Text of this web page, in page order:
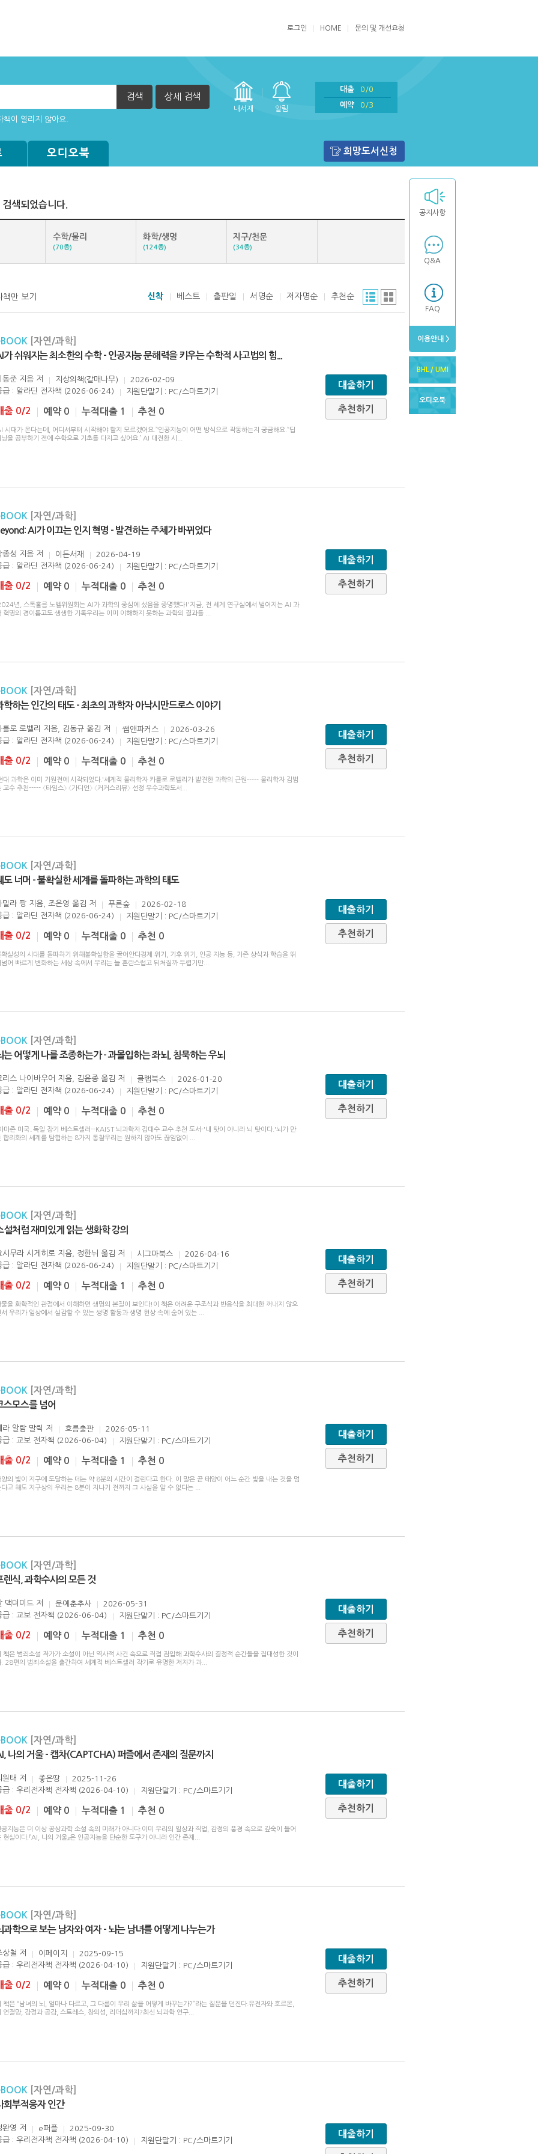
로그인 HOME 문의 및 개선요청
검색 상세 검색
내서재 알림
대출
0/0
예약
0/3
불가능한 경우
오디오북 희망도서신청
공지사항
Q&A
FAQ
이용안내 >
BHL / UMI
오디오북
검색되었습니다.
수학/물리
(70종)
화학/생명
(124종)
지구/천문
(34종)
만 보기 신착 베스트 출판일 서명순 저자명순 추천순
[자연/과학]
가 쉬워지는 최소한의 수학 - 인공지능 문해력을 키우는 수학적 사고법의 힘
동준 지음 저 지상의책(갈매나무)
2026-02-09
급 : 알라딘 전자책 (2026-06-24)
지원단말기 : PC/스마트기기
출 0/2 예약 0 누적대출 1 추천 0
시대가 온다는데, 어디서부터 시작해야 할지 모르겠어요.’‘인공지능이 어떤 방식으로 작동하는지 궁금해요.’‘딥
닝을 공부하기 전에 수학으로 기초를 다지고 싶어요.’ AI 대전환 시
대출하기
추천하기
[자연/과학]
AI가 이끄는 인지 혁명 - 발견하는 주체가 바뀌었다
종성 지음 저 이든서재
2026-04-19
급 : 알라딘 전자책 (2026-06-24)
지원단말기 : PC/스마트기기
출 0/2 예약 0 누적대출 0 추천 0
년, 스톡홀름 노벨위원회는 AI가 과학의 중심에 섰음을 증명했다!'지금, 전 세계 연구실에서 벌어지는 AI 과
혁명의 경이롭고도 생생한 기록우리는 이미 이해하지 못하는 과학의 결과를
대출하기
추천하기
[자연/과학]
학하는 인간의 태도 - 최초의 과학자 아낙시만드로스 이야기
를로 로벨리 지음, 김동규 옮김 저 쌤앤파커스
2026-03-26
급 : 알라딘 전자책 (2026-06-24)
지원단말기 : PC/스마트기기
출 0/2 예약 0 누적대출 0 추천 0
대 과학은 이미 기원전에 시작되었다.'세계적 물리학자 카를로 로벨리가 발견한 과학의 근원----- 물리학자 김범
교수 추천----- 〈타임스〉 〈가디언〉 〈커커스리뷰〉 선정 우수과학도서
대출하기
추천하기
[자연/과학]
도 너머 - 불확실한 세계를 돌파하는 과학의 태도
밀라 팡 지음, 조은영 옮김 저 푸른숲
2026-02-18
급 : 알라딘 전자책 (2026-06-24)
지원단말기 : PC/스마트기기
출 0/2 예약 0 누적대출 0 추천 0
확실성의 시대를 돌파하기 위해불확실함을 끌어안다경제 위기, 기후 위기, 인공 지능 등, 기존 상식과 학습을 뛰
넘어 빠르게 변화하는 세상 속에서 우리는 늘 혼란스럽고 뒤처질까 두렵기만...
대출하기
추천하기
[자연/과학]
는 어떻게 나를 조종하는가 - 과몰입하는 좌뇌, 침묵하는 우뇌
리스 나이바우어 지음, 김윤종 옮김 저 클랩북스
2026-01-20
급 : 알라딘 전자책 (2026-06-24)
지원단말기 : PC/스마트기기
출 0/2 예약 0 누적대출 0 추천 0
마존 미국․독일 장기 베스트셀러--KAIST 뇌과학자 김대수 교수 추천 도서-'내 탓이 아니라 뇌 탓이다.'뇌가 만
합리화의 세계를 탐험하는 8가지 통찰우리는 원하지 않아도 끊임없이
대출하기
추천하기
[자연/과학]
설처럼 재미있게 읽는 생화학 강의
시무라 시게히로 지음, 정한뉘 옮김 저 시그마북스
2026-04-16
급 : 알라딘 전자책 (2026-06-24)
지원단말기 : PC/스마트기기
출 0/2 예약 0 누적대출 1 추천 0
물을 화학적인 관점에서 이해하면 생명의 본질이 보인다!이 책은 어려운 구조식과 반응식을 최대한 꺼내지 않으
서 우리가 일상에서 실감할 수 있는 생명 활동과 생명 현상 속에 숨어 있는
대출하기
추천하기
[자연/과학]
스모스를 넘어
라 알람 말릭 저 흐름출판
2026-05-11
급 : 교보 전자책 (2026-06-04)
지원단말기 : PC/스마트기기
출 0/2 예약 0 누적대출 1 추천 0
양의 빛이 지구에 도달하는 데는 약 8분의 시간이 걸린다고 한다. 이 말은 곧 태양이 어느 순간 빛을 내는 것을 멈
다고 해도 지구상의 우리는 8분이 지나기 전까지 그 사실을 알 수 없다는
대출하기
추천하기
[자연/과학]
렌식, 과학수사의 모든 것
맥더미드 저 문예춘추사
2026-05-31
급 : 교보 전자책 (2026-06-04)
지원단말기 : PC/스마트기기
출 0/2 예약 0 누적대출 1 추천 0
책은 범죄소설 작가가 소설이 아닌 역사적 사건 속으로 직접 잠입해 과학수사의 결정적 순간들을 집대성한 것이
. 28편의 범죄소설을 출간하여 세계적 베스트셀러 작가로 유명한 저자가 과...
대출하기
추천하기
[자연/과학]
나의 거울 - 캡차(CAPTCHA) 퍼즐에서 존재의 질문까지
원태 저 좋은땅
2025-11-26
급 : 우리전자책 전자책 (2026-04-10)
지원단말기 : PC/스마트기기
출 0/2 예약 0 누적대출 1 추천 0
공지능은 더 이상 공상과학 소설 속의 미래가 아니다.이미 우리의 일상과 직업, 감정의 풍경 속으로 깊숙이 들어
현실이다.『AI, 나의 거울』은 인공지능을 단순한 도구가 아니라 인간 존재
대출하기
추천하기
[자연/과학]
과학으로 보는 남자와 여자 - 뇌는 남녀를 어떻게 나누는가
상철 저 이페이지
2025-09-15
급 : 우리전자책 전자책 (2026-04-10)
지원단말기 : PC/스마트기기
출 0/2 예약 0 누적대출 0 추천 0
책은 “남녀의 뇌, 얼마나 다르고, 그 다름이 우리 삶을 어떻게 바꾸는가?”라는 질문을 던진다.유전자와 호르몬,
연결망, 감정과 공감, 스트레스, 창의성, 리더십까지?최신 뇌과학 연구
대출하기
추천하기
[자연/과학]
회부적응자 인간
완영 저 e퍼플
2025-09-30
급 : 우리전자책 전자책 (2026-04-10)
지원단말기 : PC/스마트기기
대출하기